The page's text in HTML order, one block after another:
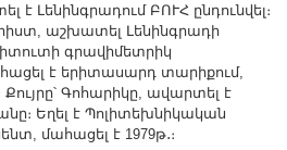
է Լենինգրադում ԲՈՒՀ ընդունվել։
աշխատել Լենինգրադի
գրավիմետրիկ
է երիտասարդ տարիքում,
Գոհարիկը, ավարտել է
Եղել է Պոլիտեխնիկական
մահացել է 1979թ․։